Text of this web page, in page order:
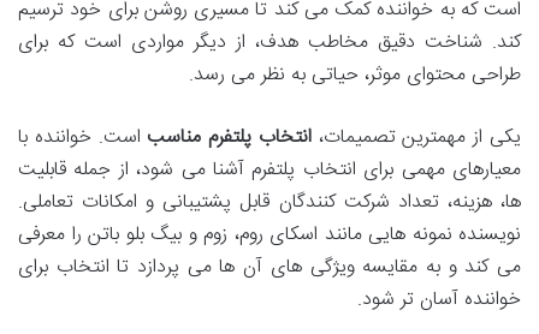
است که به خواننده کمک می کند تا مسیری روشن برای خود ترسیم
کند. شناخت دقیق مخاطب هدف، از دیگر مواردی است که برای
طراحی محتوای موثر، حیاتی به نظر می رسد.
یکی از مهمترین تصمیمات،انتخاب پلتفرم مناسب است. خواننده با
معیارهای مهمی برای انتخاب پلتفرم آشنا می شود، از جمله قابلیت
ها، هزینه، تعداد شرکت کنندگان قابل پشتیبانی و امکانات تعاملی.
نویسنده نمونه هایی مانند اسکای روم، زوم و بیگ بلو باتن را معرفی
می کند و به مقایسه ویژگی های آن ها می پردازد تا انتخاب برای
خواننده آسان تر شود.